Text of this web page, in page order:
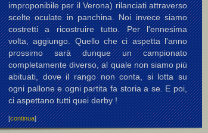
improponibile per il Verona) rilanciati attraverso
scelte oculate in panchina. Noi invece siamo
costretti a ricostruire tutto. Per l'ennesima
volta, aggiungo. Quello che ci aspetta l'anno
prossimo sarà dunque un campionato
completamente diverso, al quale non siamo più
abituati, dove il rango non conta, si lotta su
ogni pallone e ogni partita fa storia a se. E poi,
ci aspettano tutti quei derby !
[continua]